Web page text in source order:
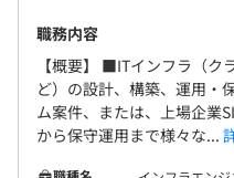
職務内容
【概要】 ■ITインフラ（ク
ど）の設計、構築、運用・
ム案件、または、上場企業
から保守運用まで様々な...